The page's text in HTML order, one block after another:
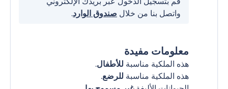
واتصل بنا من خلال صندوق الوارد.
معلومات مفيدة
هذه الملكية مناسبة للأطفال.
هذه الملكية مناسبة للرضع.